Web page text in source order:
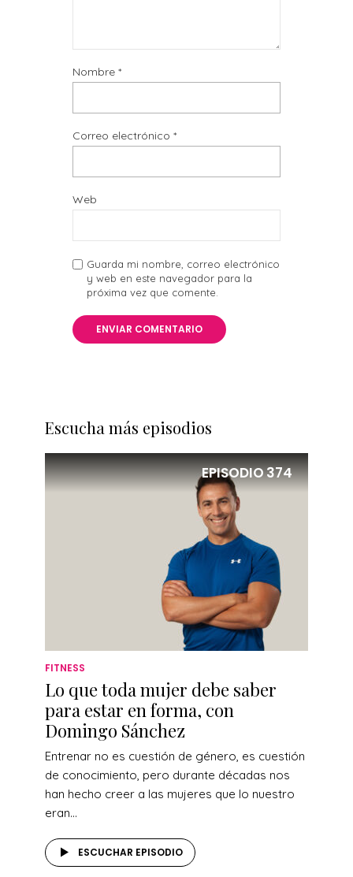
Nombre *
Correo electrónico *
Web
Guarda mi nombre, correo electrónico
y web en este navegador para la
próxima vez que comente.
Escucha más episodios
EPISODIO374
FITNESS
Lo que toda mujer debe saber
para estar en forma, con
Domingo Sánchez
Entrenar no es cuestión de género, es cuestión
de conocimiento, pero durante décadas nos
han hecho creer a las mujeres que lo nuestro
eran...
ESCUCHAR EPISODIO